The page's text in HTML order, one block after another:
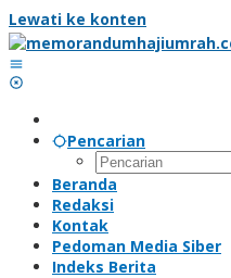
Lewati ke konten
Pencarian
Beranda
Redaksi
Kontak
Pedoman Media Siber
Indeks Berita